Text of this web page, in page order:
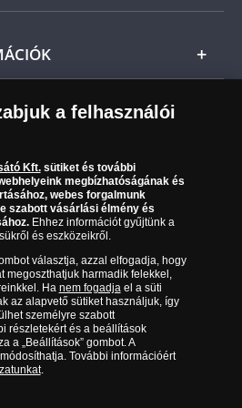
értéke
csütörtökig 9.00 és 17.00
9.00 és 15.00 óra között)
a felhasználói
Kft.sütiket és további
megbízhatóságának és
webes forgalmunk
szabott vásárlási élmény és
Ehhez információt gyűjtünk a
és eszközeikről.
választja, azzal elfogadja, hogy
megoszthatjuk harmadik felekkel,
Ha nem fogadjael a süti
az alapvető sütiket használjuk, így
személyre szabott
részletekért és a beállítások
a „Beállítások” gombot. A
További információért
.